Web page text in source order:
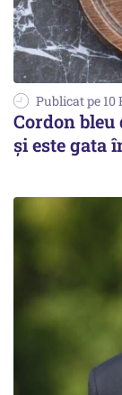
Publicat pe 10
Cordon bleu
și este gata